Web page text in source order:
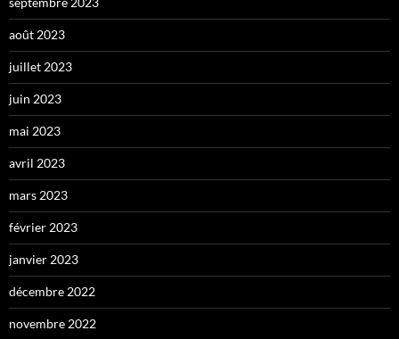
août 2023
juillet 2023
juin 2023
mai 2023
avril 2023
mars 2023
février 2023
janvier 2023
décembre 2022
novembre 2022